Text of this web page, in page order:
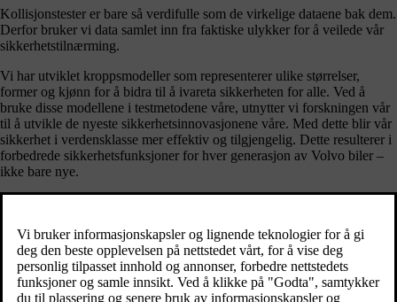
Kollisjonstester er bare så verdifulle som de virkelige dataene bak dem.
Derfor bruker vi data samlet inn fra faktiske ulykker for å veilede vår
sikkerhetstilnærming.
Vi har utviklet kroppsmodeller som representerer ulike størrelser,
former og kjønn for å bidra til å ivareta sikkerheten for alle. Ved å
bruke disse modellene i testmetodene våre, utnytter vi forskningen vår
til å utvikle de nyeste sikkerhetsinnovasjonene våre. Med dette blir vår
sikkerhet i verdensklasse mer effektiv og tilgjengelig. Dette resulterer i
forbedrede sikkerhetsfunksjoner for hver generasjon av Volvo biler –
ikke bare nye.
Hever standarden
Å oppnå topp sikkerhetsrangeringer er ikke nok for oss. Vi går lenger
– og tester kollisjonsscenarier hentet fra virkeligheten.